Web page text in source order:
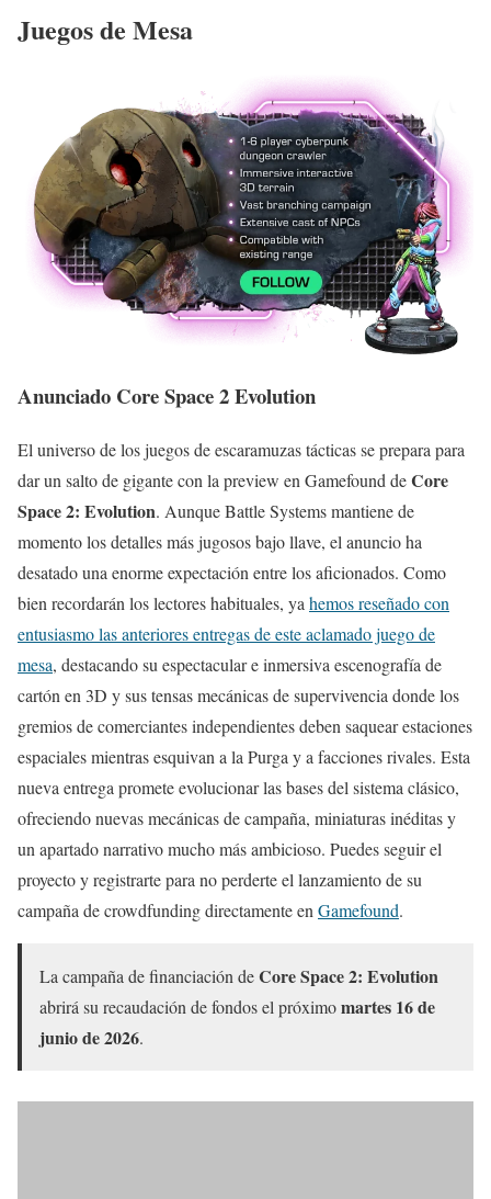
Juegos de Mesa
Anunciado Core Space 2 Evolution
El universo de los juegos de escaramuzas tácticas se prepara para
dar un salto de gigante con la preview en Gamefound deCore
Space 2: Evolution. Aunque Battle Systems mantiene de
momento los detalles más jugosos bajo llave, el anuncio ha
desatado una enorme expectación entre los aficionados. Como
bien recordarán los lectores habituales, ya hemos reseñado con
entusiasmo las anteriores entregas de este aclamado juego de
mesa, destacando su espectacular e inmersiva escenografía de
cartón en 3D y sus tensas mecánicas de supervivencia donde los
gremios de comerciantes independientes deben saquear estaciones
espaciales mientras esquivan a la Purga y a facciones rivales. Esta
nueva entrega promete evolucionar las bases del sistema clásico,
ofreciendo nuevas mecánicas de campaña, miniaturas inéditas y
un apartado narrativo mucho más ambicioso. Puedes seguir el
proyecto y registrarte para no perderte el lanzamiento de su
campaña de crowdfunding directamente en Gamefound.
La campaña de financiación deCore Space 2: Evolution
abrirá su recaudación de fondos el próximomartes 16 de
junio de 2026.